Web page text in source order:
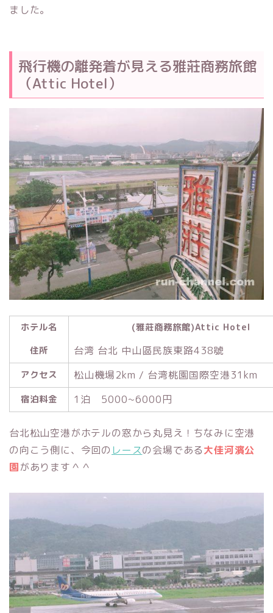
ました。
飛行機の離発着が見える雅莊商務旅館
（Attic Hotel）
ホテル名
(雅莊商務旅館)Attic Hotel
住所
台湾 台北 中山區民族東路438號
アクセス 松山機場2km / 台湾桃園国際空港31km
宿泊料金 1泊 5000~6000円
台北松山空港がホテルの窓から丸見え！ちなみに空港
の向こう側に、今回の レースの会場である大佳河濱公
園があります＾＾